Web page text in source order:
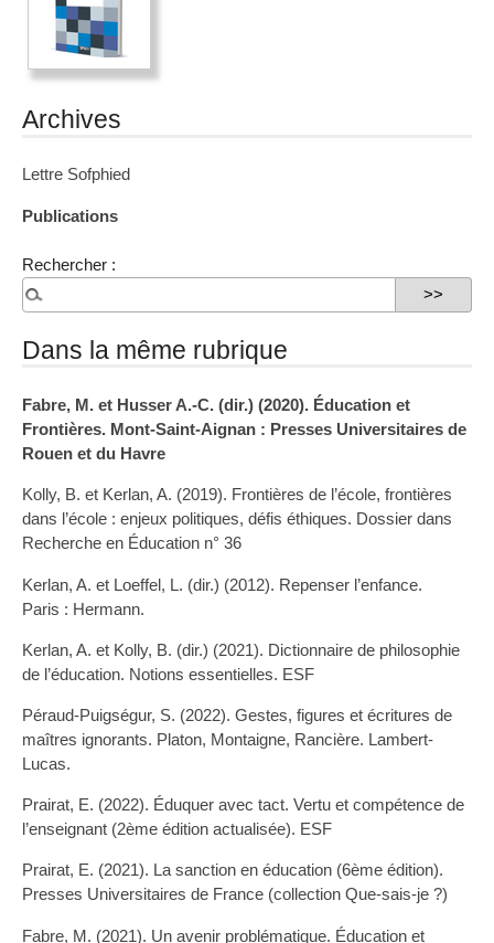
Archives
Lettre Sofphied
Publications
Rechercher :
Dans la même rubrique
Fabre, M. et Husser A.-C. (dir.) (2020). Éducation et
Frontières. Mont-Saint-Aignan : Presses Universitaires de
Rouen et du Havre
Kolly, B. et Kerlan, A. (2019). Frontières de l’école, frontières
dans l’école : enjeux politiques, défis éthiques. Dossier dans
Recherche en Éducation n° 36
Kerlan, A. et Loeffel, L. (dir.) (2012). Repenser l’enfance.
Paris : Hermann.
Kerlan, A. et Kolly, B. (dir.) (2021). Dictionnaire de philosophie
de l’éducation. Notions essentielles. ESF
Péraud-Puigségur, S. (2022). Gestes, figures et écritures de
maîtres ignorants. Platon, Montaigne, Rancière. Lambert-
Lucas.
Prairat, E. (2022). Éduquer avec tact. Vertu et compétence de
l’enseignant (2ème édition actualisée). ESF
Prairat, E. (2021). La sanction en éducation (6ème édition).
Presses Universitaires de France (collection Que-sais-je ?)
Fabre, M. (2021). Un avenir problématique. Éducation et